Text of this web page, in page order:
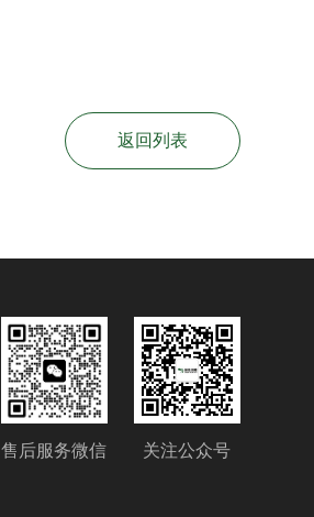
返回列表
关注公众号
售后服务微信